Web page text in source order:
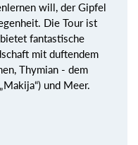
will, der Gipfel
Die Tour ist
fantastische
mit duftendem
Thymian - dem
und Meer.